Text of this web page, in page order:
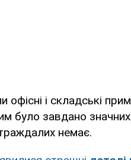
офісні і складські
було завдано
немає.